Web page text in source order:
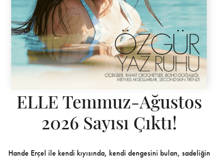
ELLE Temmuz-Ağustos
2026 Sayısı Çıktı!
Hande Erçel ile kendi kıyısında, kendi dengesini bulan, sadeliğin